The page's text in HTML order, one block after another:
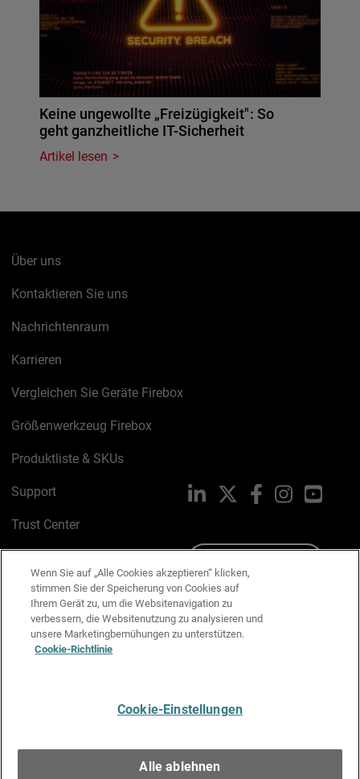
Keine ungewollte „Freizügigkeit": So
geht ganzheitliche IT-Sicherheit
Artikel lesen
Über uns
Kontaktieren Sie uns
Nachrichtenraum
Karrieren
Vergleichen Sie Geräte Firebox
Größenwerkzeug Firebox
Produktliste & SKUs
Support
Trust Center
Cookie-Richtlinie
Datenschutzrichtlinie
Media & Brand Kit
LinkedIn FacebookInstagram
Wenn Sie auf „Alle Cookies akzeptieren“ klicken,
stimmen Sie der Speicherung von Cookies auf
Ihrem Gerät zu, um die Websitenavigation zu
verbessern, die Websitenutzung zu analysieren und
unsere Marketingbemühungen zu unterstützen.
Cookie-Richtlinie
Cookie-Einstellungen
Alle ablehnen